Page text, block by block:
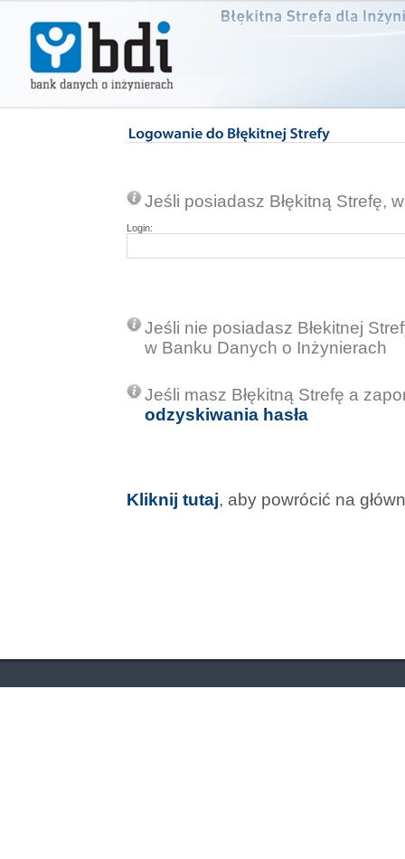
Jeśli posiadasz Błękitną Strefę,
Login:
Jeśli nie posiadasz Błekitnej
w Banku Danych o Inżynierach
Jeśli masz Błękitną Strefę a
odzyskiwania hasła
Kliknij tutaj, aby powrócić na